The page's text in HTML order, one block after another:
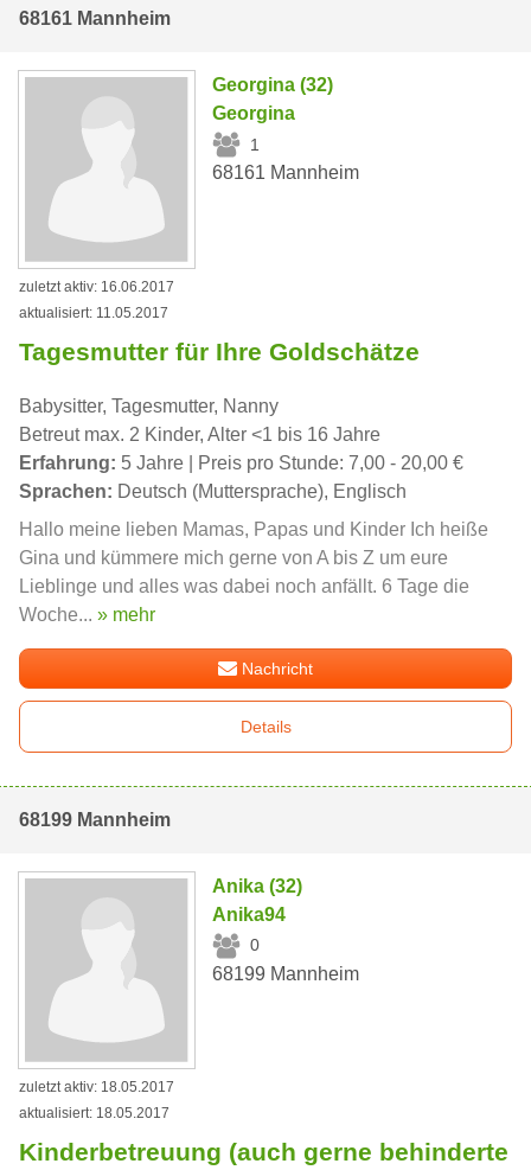
68161 Mannheim
Georgina (32)
Georgina
1
68161 Mannheim
zuletzt aktiv: 16.06.2017
aktualisiert: 11.05.2017
Tagesmutter für Ihre Goldschätze
Babysitter, Tagesmutter, Nanny
Betreut max. 2 Kinder, Alter <1 bis 16 Jahre
Erfahrung: 5 Jahre | Preis pro Stunde: 7,00 - 20,00 €
Sprachen: Deutsch (Muttersprache), Englisch
Hallo meine lieben Mamas, Papas und Kinder Ich heiße
Gina und kümmere mich gerne von A bis Z um eure
Lieblinge und alles was dabei noch anfällt. 6 Tage die
Woche... » mehr
Nachricht
Details
68199 Mannheim
Anika (32)
Anika94
0
68199 Mannheim
zuletzt aktiv: 18.05.2017
aktualisiert: 18.05.2017
Kinderbetreuung (auch gerne behinderte